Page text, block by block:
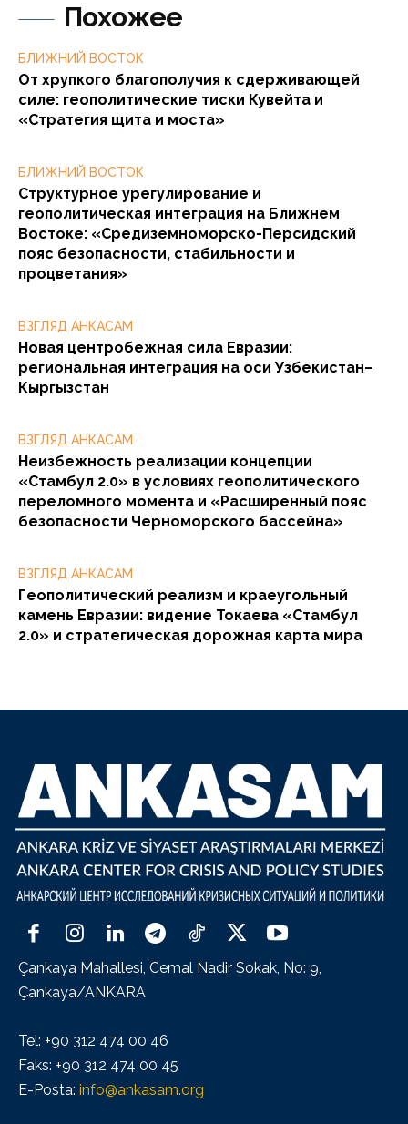
Похожее
БЛИЖНИЙ ВОСТОК
От хрупкого благополучия к сдерживающей
силе: геополитические тиски Кувейта и
«Стратегия щита и моста»
БЛИЖНИЙ ВОСТОК
Структурное урегулирование и
геополитическая интеграция на Ближнем
Востоке: «Средиземноморско-Персидский
пояс безопасности, стабильности и
процветания»
ВЗГЛЯД АНКАСАМ
Новая центробежная сила Евразии:
региональная интеграция на оси Узбекистан–
Кыргызстан
ВЗГЛЯД АНКАСАМ
Неизбежность реализации концепции
«Стамбул 2.0» в условиях геополитического
переломного момента и «Расширенный пояс
безопасности Черноморского бассейна»
ВЗГЛЯД АНКАСАМ
Геополитический реализм и краеугольный
камень Евразии: видение Токаева «Стамбул
2.0» и стратегическая дорожная карта мира
Çankaya Mahallesi, Cemal Nadir Sokak, No: 9,
Çankaya/ANKARA
Tel: +90 312 474 00 46
Faks: +90 312 474 00 45
E-Posta: info@ankasam.org